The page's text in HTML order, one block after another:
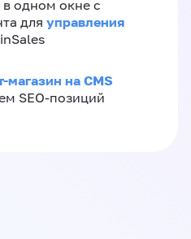
в одном окне с
для управления
магазин на CMS
SEO-позиций